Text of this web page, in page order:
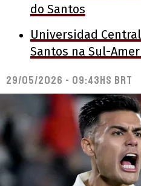
do Santos
Universidad
Santos na Sul-
29/05/2026 - 09:43hs BRT